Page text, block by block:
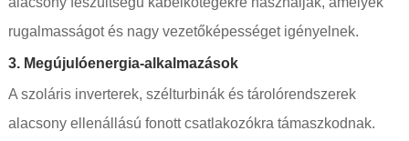
rugalmasságot és nagy vezetőképességet igényelnek.
3. Megújulóenergia-alkalmazások
A szoláris inverterek, szélturbinák és tárolórendszerek
alacsony ellenállású fonott csatlakozókra támaszkodnak.